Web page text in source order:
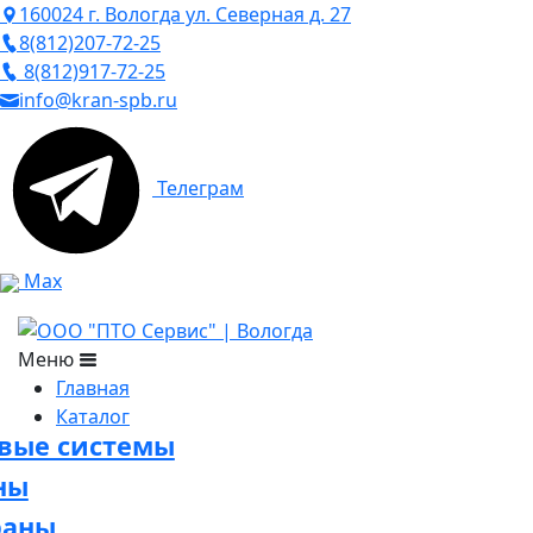
160024 г. Вологда ул. Северная д. 27
8(812)207-72-25
8(812)917-72-25
info@kran-spb.ru
Телеграм
Max
Меню
Главная
Каталог
системы